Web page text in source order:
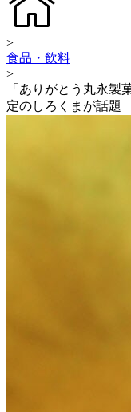
>
食品・飲料
>
「ありがとう丸永製
定のしろくまが話題